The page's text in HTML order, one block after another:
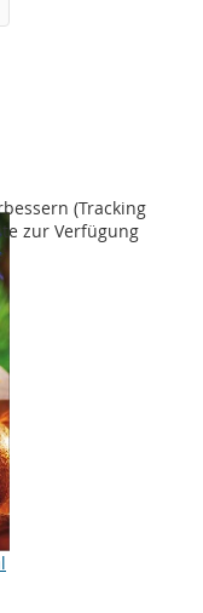
(Tracking
zur Verfügung